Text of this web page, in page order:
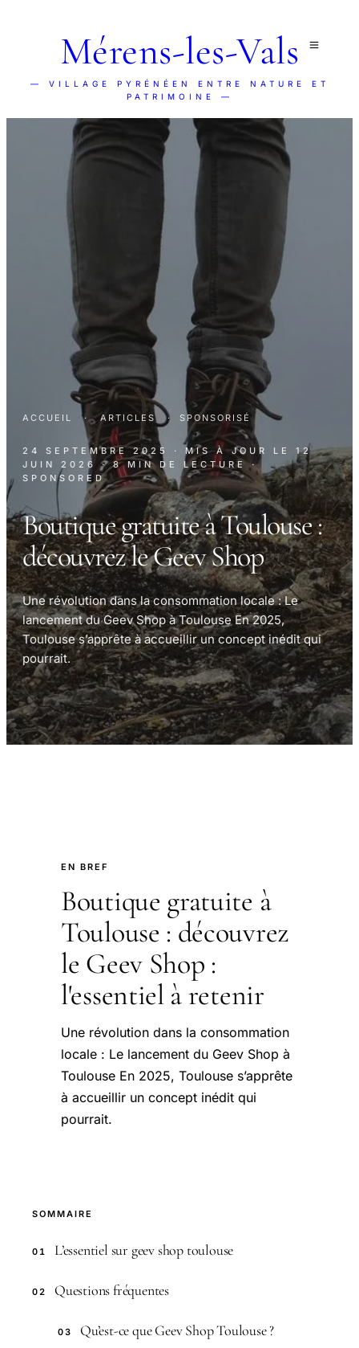
Mérens-les-Vals
— VILLAGE PYRÉNÉEN ENTRE NATURE ET
PATRIMOINE —
ACCUEIL · ARTICLES · SPONSORISÉ
24 SEPTEMBRE 2025 · MIS À JOUR LE 12
JUIN 2026
· 8 MIN DE LECTURE ·
SPONSORED
Boutique gratuite à Toulouse :
découvrez le Geev Shop
Une révolution dans la consommation locale : Le
lancement du Geev Shop à Toulouse En 2025,
Toulouse s’apprête à accueillir un concept inédit qui
pourrait.
EN BREF
Boutique gratuite à
Toulouse : découvrez
le Geev Shop :
l'essentiel à retenir
Une révolution dans la consommation
locale : Le lancement du Geev Shop à
Toulouse En 2025, Toulouse s’apprête
à accueillir un concept inédit qui
pourrait.
SOMMAIRE
01 L’essentiel sur geev shop toulouse
02 Questions fréquentes
03 Qu’est-ce que Geev Shop Toulouse ?